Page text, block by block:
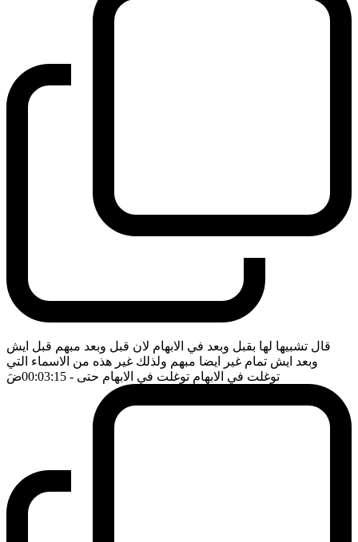
قال تشبيها لها بقبل وبعد في الابهام لان قبل وبعد مبهم قبل ايش
وبعد ايش تمام غير ايضا مبهم ولذلك غير هذه من الاسماء التي
توغلت في الابهام توغلت في الابهام حتى - 00:03:15 ضَ